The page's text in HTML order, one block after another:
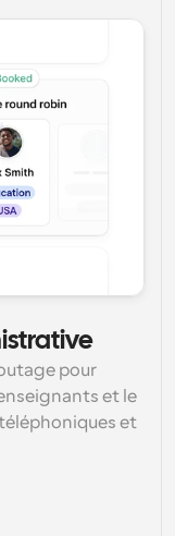
pour
et le
et